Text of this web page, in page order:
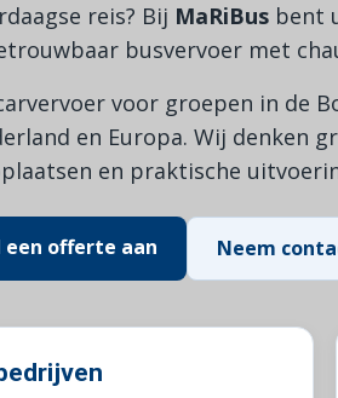
reis? Bij MaRiBus bent
busvervoer met
voor groepen in de
en Europa. Wij denken
en praktische
offerte aan Neem